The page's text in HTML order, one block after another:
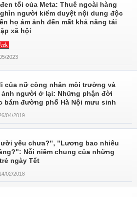
tối của Meta: Thuê ngoài hàng
người kiểm duyệt nội dung độc
họ ám ảnh đến mất khả năng tái
xã hội
2023
của nữ công nhân môi trường và
ảnh người ở lại: Những phận đời
bám đường phố Hà Nội mưu sinh
04/2019
yêu chưa?", "Lương bao nhiêu
Nỗi niềm chung của những
ngày Tết
02/2018